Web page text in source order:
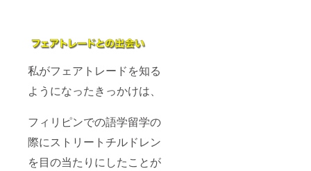
私がフェアトレードを知る
ようになったきっかけは、
フィリピンでの語学留学の
際にストリートチルドレン
を目の当たりにしたことが